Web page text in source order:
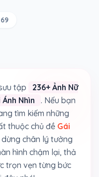
69
tập
236+ Ảnh Nữ
Nhìn
. Nếu bạn
tìm kiếm những
thuộc chủ đề Gái
chân lý tưởng
hình chậm lại, thả
trọn vẹn từng bức